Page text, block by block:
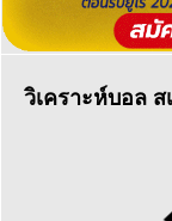
วิเคราะห์บอล